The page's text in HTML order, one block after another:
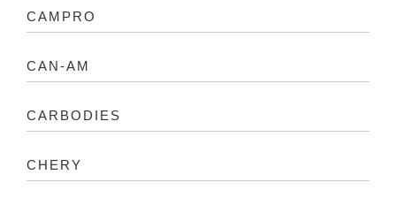
CAMPRO
CAN-AM
CARBODIES
CHERY